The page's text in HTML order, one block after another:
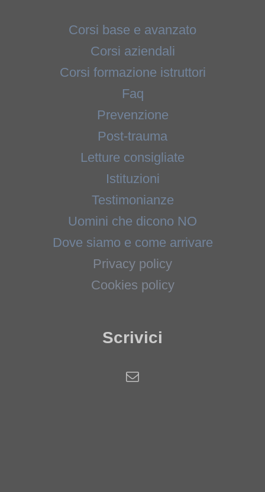
Corsi base e avanzato
Corsi aziendali
Corsi formazione istruttori
Faq
Prevenzione
Post-trauma
Letture consigliate
Istituzioni
Testimonianze
Uomini che dicono NO
Dove siamo e come arrivare
Privacy policy
Cookies policy
Scrivici